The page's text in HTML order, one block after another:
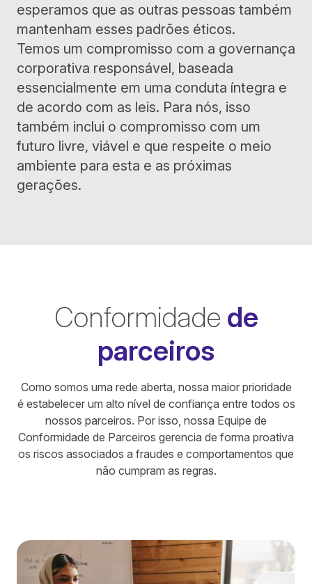
esperamos que as outras pessoas também
mantenham esses padrões éticos.
Temos um compromisso com a governança
corporativa responsável, baseada
essencialmente em uma conduta íntegra e
de acordo com as leis. Para nós, isso
também inclui o compromisso com um
futuro livre, viável e que respeite o meio
ambiente para esta e as próximas
gerações.
Conformidade de
parceiros
Como somos uma rede aberta, nossa maior prioridade
é estabelecer um alto nível de confiança entre todos os
nossos parceiros. Por isso, nossa Equipe de
Conformidade de Parceiros gerencia de forma proativa
os riscos associados a fraudes e comportamentos que
não cumpram as regras.